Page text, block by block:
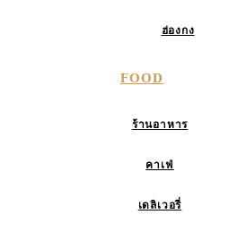
ฮ่องกง
FOOD
ร้านอาหาร
คาเฟ่
เดลิเวอรี่